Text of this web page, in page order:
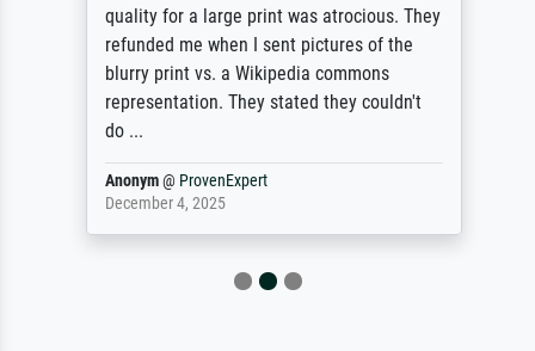
quality for a large print was atrocious. They
refunded me when I sent pictures of the
blurry print vs. a Wikipedia commons
representation. They stated they couldn't
do ...
Anonym@ProvenExpert
December 4, 2025